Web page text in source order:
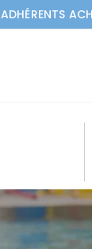
ADHÉRENTS